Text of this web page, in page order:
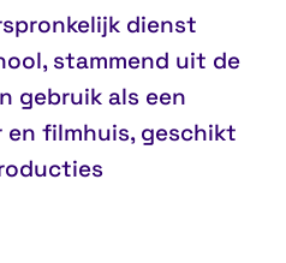
dienst
stammend uit de
gebruik als een
filmhuis, geschikt